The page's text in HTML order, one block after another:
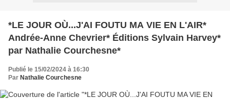
*LE JOUR OÙ...J'AI FOUTU MA VIE EN L'AIR*
Andrée-Anne Chevrier* Éditions Sylvain Harvey*
par Nathalie Courchesne*
Publié le 15/02/2024 à 16:30
Par Nathalie Courchesne